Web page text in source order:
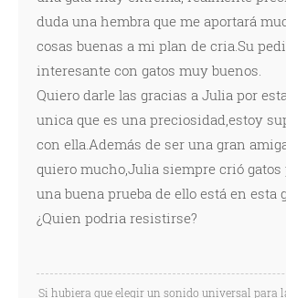
duda una hembra que me aportará
cosas buenas a mi plan de cria.Su
interesante con gatos muy buenos.
Quiero darle las gracias a Julia por
unica que es una preciosidad,estoy
con ella.Además de ser una gran
quiero mucho,Julia siempre crió
una buena prueba de ello está en esta
¿Quien podria resistirse?
Si hubiera que elegir un sonido universal para